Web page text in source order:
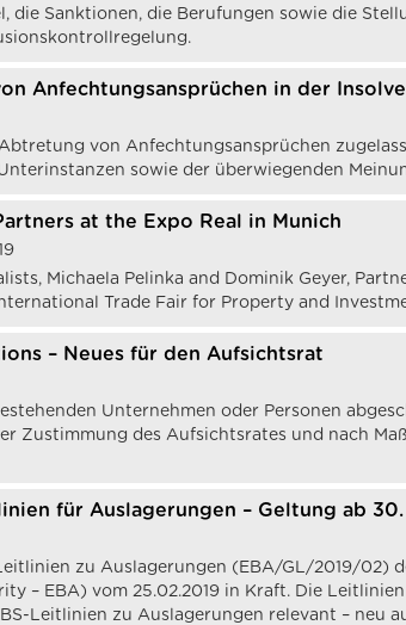
die Sanktionen, die Berufungen sowie die
Anfechtungsansprüchen in der
von Anfechtungsansprüchen
sowie der überwiegenden
at the Expo Real in Munich
Michaela Pelinka and Dominik Geyer,
Trade Fair for Property and
– Neues für den Aufsichtsrat
Unternehmen oder Personen
Zustimmung des Aufsichtsrates und nach
für Auslagerungen – Geltung ab
zu Auslagerungen (EBA/GL/2019/02)
– EBA) vom 25.02.2019 in Kraft. Die
Leitlinien zu Auslagerungen relevant – neu